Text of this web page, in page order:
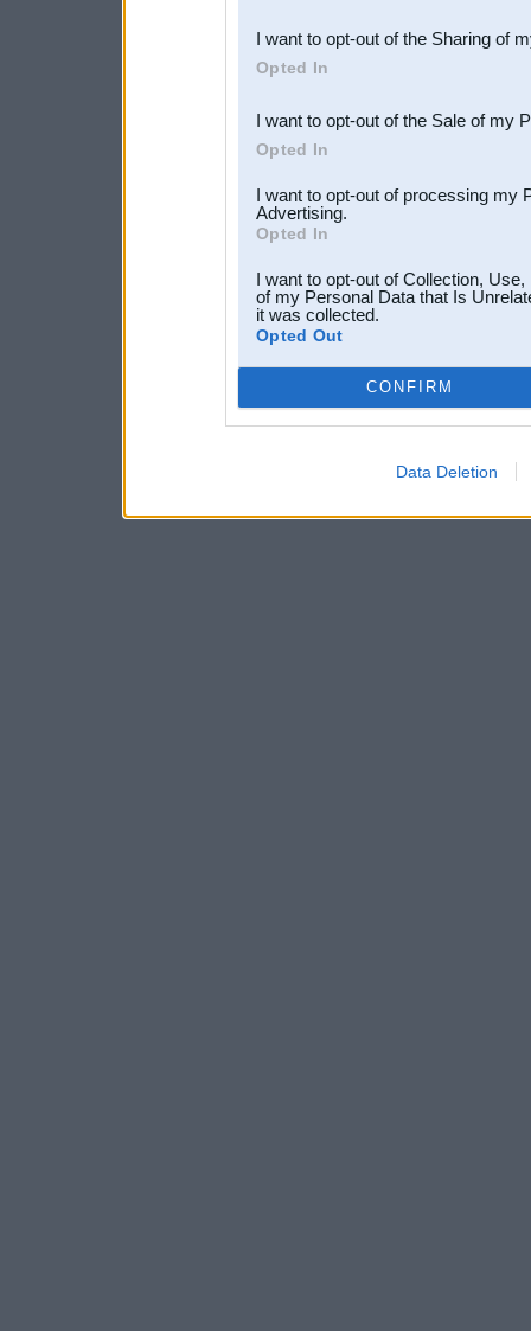
Downstream Participants
third parties.
I want to opt-out of the Sharing of
Opted In
I want to opt-out of the Sale of my
Opted In
I want to opt-out of processing my
Advertising.
Opted In
I want to opt-out of Collection,
of my Personal Data that Is
it was collected.
Opted Out
CONFIRM
Data Deletion